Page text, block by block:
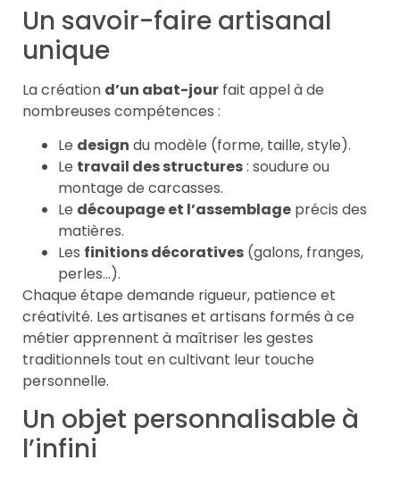
Un savoir-faire artisanal
unique
La création d’un abat-jour fait appel à de
nombreuses compétences :
Le design du modèle (forme, taille, style).
Le travail des structures: soudure ou
montage de carcasses.
Le découpage et l’assemblage précis des
matières.
Les finitions décoratives (galons, franges,
perles…).
Chaque étape demande rigueur, patience et
créativité. Les artisanes et artisans formés à ce
métier apprennent à maîtriser les gestes
traditionnels tout en cultivant leur touche
personnelle.
Un objet personnalisable à
l’infini